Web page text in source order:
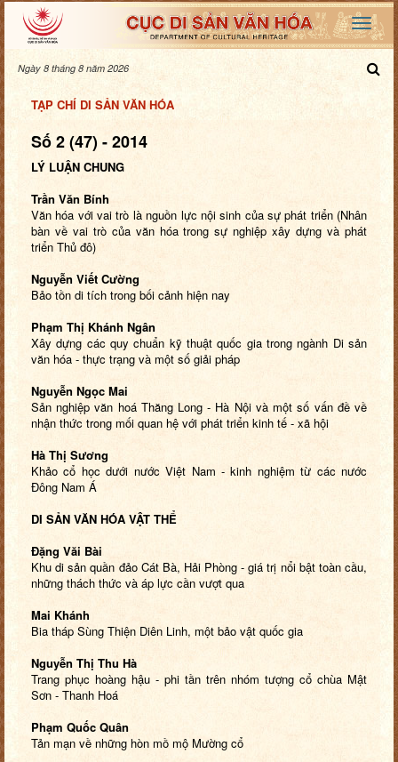
Ngày 8 tháng 8 năm 2026
TẠP CHÍ DI SẢN VĂN HÓA
Số 2 (47) - 2014
LÝ LUẬN CHUNG
Trần Văn Bính
Văn hóa với vai trò là nguồn lực nội sinh của sự phát triển (Nhân
bàn về vai trò của văn hóa trong sự nghiệp xây dựng và phát
triển Thủ đô)
Nguyễn Viết Cường
Bảo tồn di tích trong bối cảnh hiện nay
Phạm Thị Khánh Ngân
Xây dựng các quy chuẩn kỹ thuật quốc gia trong ngành Di sản
văn hóa - thực trạng và một số giải pháp
Nguyễn Ngọc Mai
Sản nghiệp văn hoá Thăng Long - Hà Nội và một số vấn đề về
nhận thức trong mối quan hệ với phát triển kinh tế - xã hội
Hà Thị Sương
Khảo cổ học dưới nước Việt Nam - kinh nghiệm từ các nước
Đông Nam Á
DI SẢN VĂN HÓA VẬT THỂ
Đặng Văi Bài
Khu di sản quần đảo Cát Bà, Hải Phòng - giá trị nổi bật toàn cầu,
những thách thức và áp lực cần vượt qua
Mai Khánh
Bia tháp Sùng Thiện Diên Linh, một bảo vật quốc gia
Nguyễn Thị Thu Hà
Trang phục hoàng hậu - phi tần trên nhóm tượng cổ chùa Mật
Sơn - Thanh Hoá
Phạm Quốc Quân
Tản mạn về những hòn mồ mộ Mường cổ